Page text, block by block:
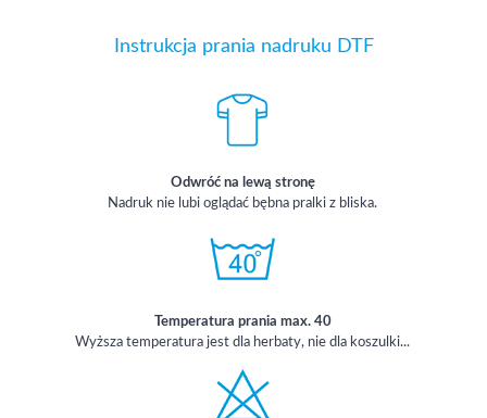
Instrukcja prania nadruku DTF
Odwróć na lewą stronę
Nadruk nie lubi oglądać bębna pralki z bliska.
Temperatura prania max. 40
Wyższa temperatura jest dla herbaty, nie dla koszulki...